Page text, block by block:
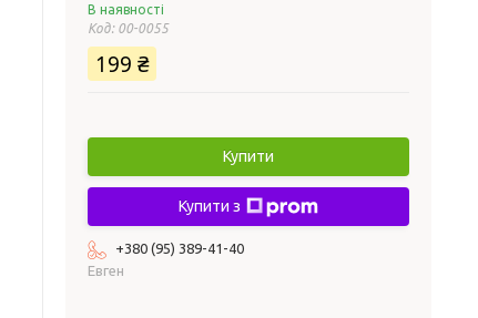
В наявності
Код: 00-0055
199 ₴
Купити
Купити з
+380 (95) 389-41-40
Евген